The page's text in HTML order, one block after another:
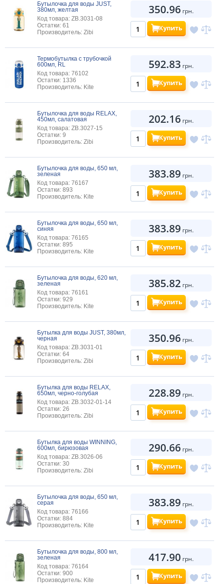
Бутылочка для воды JUST,
380мл, желтая
Код товара: ZB.3031-08
Остатки: 61
Производитель: Zibi
350.96 грн.
Купить
Термобутылка с трубочкой
600мл, RL
Код товара: 76102
Остатки: 1336
Производитель: Kite
592.83 грн.
Купить
Бутылочка для воды RELAX,
450мл, салатовая
Код товара: ZB.3027-15
Остатки: 9
Производитель: Zibi
202.16 грн.
Купить
Бутылочка для воды, 650 мл,
зеленая
Код товара: 76167
Остатки: 893
Производитель: Kite
383.89 грн.
Купить
Бутылочка для воды, 650 мл,
синяя
Код товара: 76165
Остатки: 895
Производитель: Kite
383.89 грн.
Купить
Бутылочка для воды, 620 мл,
зеленая
Код товара: 76161
Остатки: 929
Производитель: Kite
385.82 грн.
Купить
Бутылка для воды JUST, 380мл,
черная
Код товара: ZB.3031-01
Остатки: 64
Производитель: Zibi
350.96 грн.
Купить
Бутылка для воды RELAX,
650мл, черно-голубая
Код товара: ZB.3032-01-14
Остатки: 26
Производитель: Zibi
228.89 грн.
Купить
Бутылка для воды WINNING,
600мл, бирюзовая
Код товара: ZB.3026-06
Остатки: 30
Производитель: Zibi
290.66 грн.
Купить
Бутылочка для воды, 650 мл,
серая
Код товара: 76166
Остатки: 884
Производитель: Kite
383.89 грн.
Купить
Бутылочка для воды, 800 мл,
зеленая
Код товара: 76164
Остатки: 900
Производитель: Kite
417.90 грн.
Купить